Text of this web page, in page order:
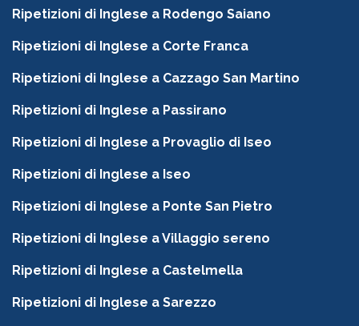
Ripetizioni di Inglese a Rodengo Saiano
Ripetizioni di Inglese a Corte Franca
Ripetizioni di Inglese a Cazzago San Martino
Ripetizioni di Inglese a Passirano
Ripetizioni di Inglese a Provaglio di Iseo
Ripetizioni di Inglese a Iseo
Ripetizioni di Inglese a Ponte San Pietro
Ripetizioni di Inglese a Villaggio sereno
Ripetizioni di Inglese a Castelmella
Ripetizioni di Inglese a Sarezzo